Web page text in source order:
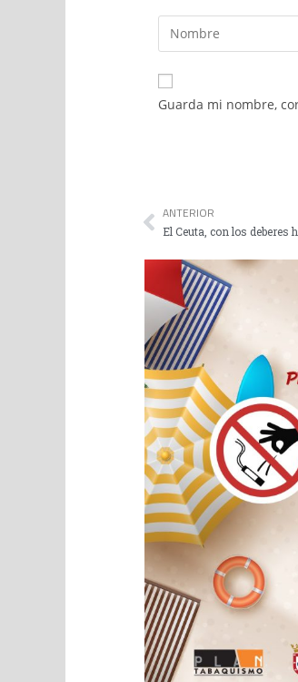
Guarda mi nombre,
ANTERIOR